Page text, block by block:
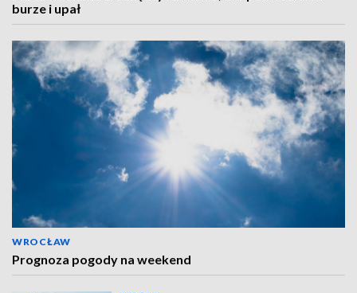
burze i upał
WROCŁAW
Prognoza pogody na weekend